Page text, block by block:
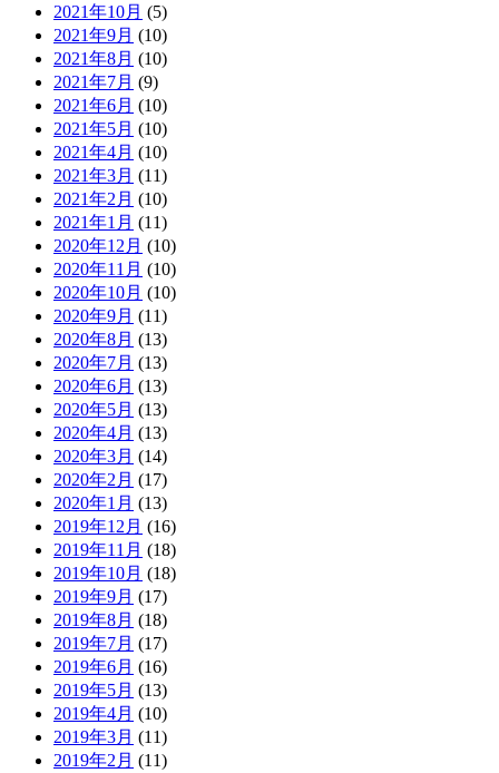
2021年10月 (5)
2021年9月 (10)
2021年8月 (10)
2021年7月 (9)
2021年6月 (10)
2021年5月 (10)
2021年4月 (10)
2021年3月 (11)
2021年2月 (10)
2021年1月 (11)
2020年12月 (10)
2020年11月 (10)
2020年10月 (10)
2020年9月 (11)
2020年8月 (13)
2020年7月 (13)
2020年6月 (13)
2020年5月 (13)
2020年4月 (13)
2020年3月 (14)
2020年2月 (17)
2020年1月 (13)
2019年12月 (16)
2019年11月 (18)
2019年10月 (18)
2019年9月 (17)
2019年8月 (18)
2019年7月 (17)
2019年6月 (16)
2019年5月 (13)
2019年4月 (10)
2019年3月 (11)
2019年2月 (11)